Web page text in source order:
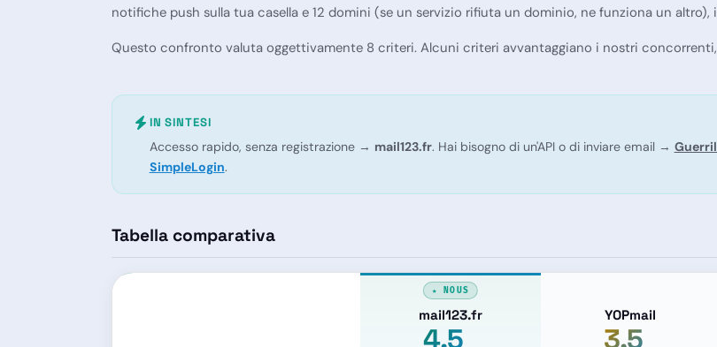
notifiche push sulla tua casella e 12 domini (se un servizio rifiuta un dominio, ne funziona un
Questo confronto valuta oggettivamente 8 criteri. Alcuni criteri avvantaggiano i nostri
IN SINTESI
Accesso rapido, senza registrazione → mail123.fr. Hai bisogno di un'API o di inviare email →
SimpleLogin.
Tabella comparativa
mail123.fr
4.5
YOPmail
3.5